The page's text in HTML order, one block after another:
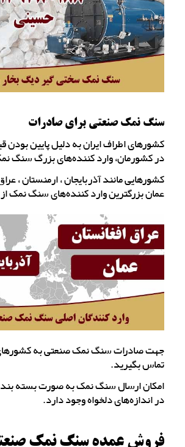
سنگ نمک صنعتی برای صادرات
کشورهای اطراف ایران به دلیل پایین
در کشورمان، وارد کننده‌های بزرگ سنگ
کشورهایی مانند آذربایجان ، ارمنستان ،
عمان بزرگترین وارد کننده‌های سنگ نمک
جهت صادرات سنگ نمک صنعتی به
تماس بگیرید.
امکان ارسال سنگ نمک به صورت بسته
در اندازه‌های دلخواه وجود دارد.
فروش عمده سنگ نمک